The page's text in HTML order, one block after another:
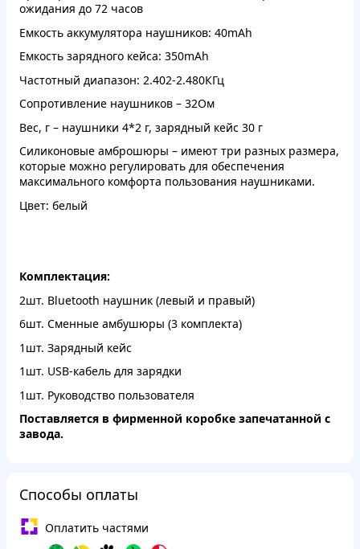
ожидания до 72 часов
Емкость аккумулятора наушников: 40mAh
Емкость зарядного кейса: 350mAh
Частотный диапазон: 2.402-2.480КГц
Сопротивление наушников – 32Ом
Вес, г – наушники 4*2 г, зарядный кейс 30 г
Силиконовые амброшюры – имеют три разных размера,
которые можно регулировать для обеспечения
максимального комфорта пользования наушниками.
Цвет: белый
Комплектация:
2шт. Bluetooth наушник (левый и правый)
6шт. Сменные амбушюры (3 комплекта)
1шт. Зарядный кейс
1шт. USB-кабель для зарядки
1шт. Руководство пользователя
Поставляется в фирменной коробке запечатанной с
завода.
Способы оплаты
Оплатить частями